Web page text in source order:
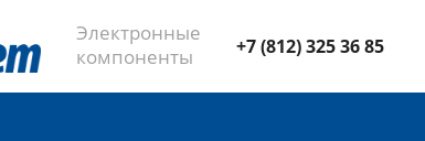
Электронные
компоненты
+7 (812) 325 36 85